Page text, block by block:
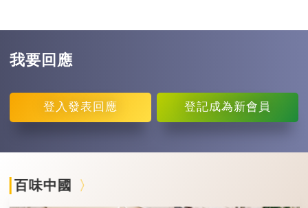
我要回應
登入 發表回應 登記成為新會員
百味中國